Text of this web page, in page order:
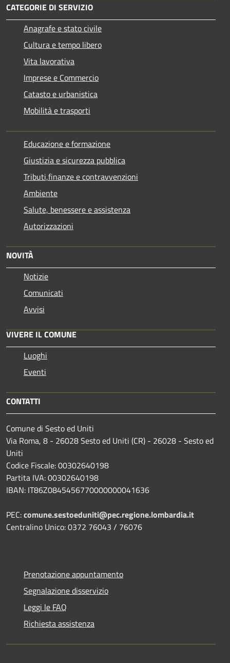
CATEGORIE DI SERVIZIO
Anagrafe e stato civile
Cultura e tempo libero
Vita lavorativa
Imprese e Commercio
Catasto e urbanistica
Mobilità e trasporti
Educazione e formazione
Giustizia e sicurezza pubblica
Tributi,finanze e contravvenzioni
Ambiente
Salute, benessere e assistenza
Autorizzazioni
NOVITÀ
Notizie
Comunicati
Avvisi
VIVERE IL COMUNE
Luoghi
Eventi
CONTATTI
Comune di Sesto ed Uniti
Via Roma, 8 - 26028 Sesto ed Uniti (CR) - 26028 - Sesto ed
Uniti
Codice Fiscale: 00302640198
Partita IVA: 00302640198
IBAN: IT86Z0845456770000000041636
PEC:comune.sestoeduniti@pec.regione.lombardia.it
Centralino Unico: 0372 76043 / 76076
Prenotazione appuntamento
Segnalazione disservizio
Leggi le FAQ
Richiesta assistenza